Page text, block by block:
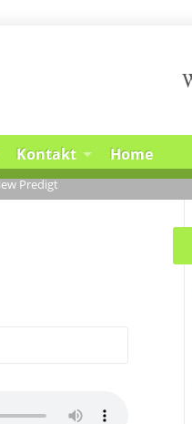
Kontakt Home
Predigt